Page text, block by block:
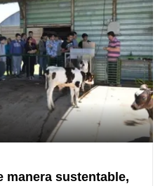
manera sustentable,